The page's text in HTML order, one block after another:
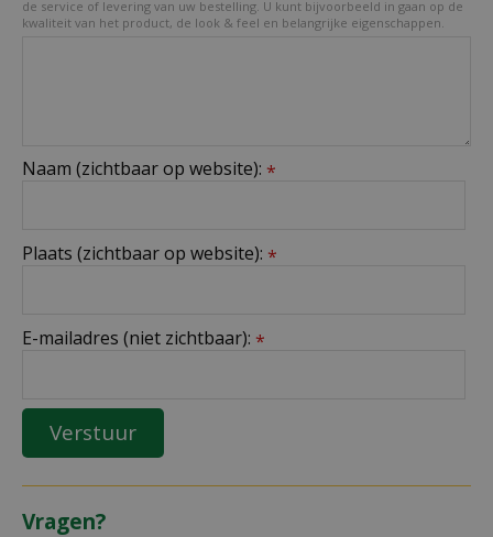
de service of levering van uw bestelling. U kunt bijvoorbeeld in gaan op de
kwaliteit van het product, de look & feel en belangrijke eigenschappen.
Naam (zichtbaar op website): *
Plaats (zichtbaar op website): *
E-mailadres (niet zichtbaar): *
Vragen?